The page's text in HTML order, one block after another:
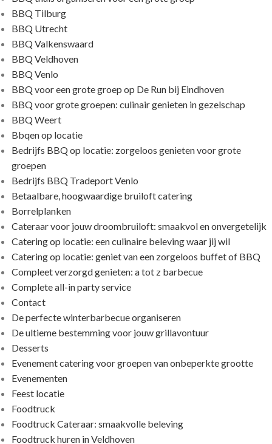
BBQ Tilburg
BBQ Utrecht
BBQ Valkenswaard
BBQ Veldhoven
BBQ Venlo
BBQ voor een grote groep op De Run bij Eindhoven
BBQ voor grote groepen: culinair genieten in gezelschap
BBQ Weert
Bbqen op locatie
Bedrijfs BBQ op locatie: zorgeloos genieten voor grote
groepen
Bedrijfs BBQ Tradeport Venlo
Betaalbare, hoogwaardige bruiloft catering
Borrelplanken
Cateraar voor jouw droombruiloft: smaakvol en onvergetelijk
Catering op locatie: een culinaire beleving waar jij wil
Catering op locatie: geniet van een zorgeloos buffet of BBQ
Compleet verzorgd genieten: a tot z barbecue
Complete all-in party service
Contact
De perfecte winterbarbecue organiseren
De ultieme bestemming voor jouw grillavontuur
Desserts
Evenement catering voor groepen van onbeperkte grootte
Evenementen
Feest locatie
Foodtruck
Foodtruck Cateraar: smaakvolle beleving
Foodtruck huren in Veldhoven